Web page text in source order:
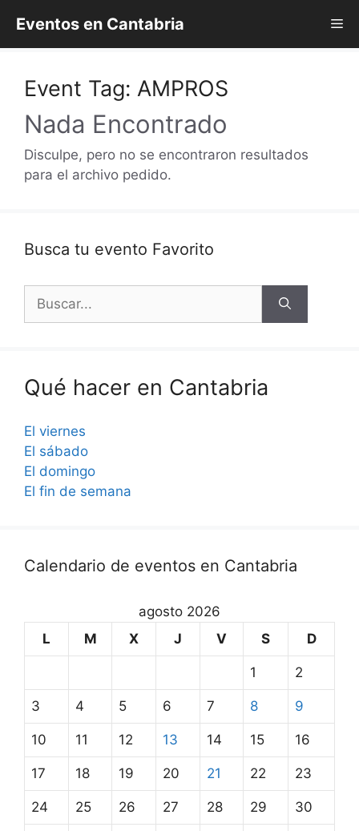
contenido
Eventos en Cantabria
Event Tag: AMPROS
Nada Encontrado
Disculpe, pero no se encontraron resultados
para el archivo pedido.
Busca tu evento Favorito
Buscar:
Qué hacer en Cantabria
El viernes
El sábado
El domingo
El fin de semana
Calendario de eventos en Cantabria
agosto 2026
L
M X J V S D
1 2
3 4 5 6 7 8 9
10 11 12 13 14 15 16
17 18 19 20 21 22 23
24 25 26 27 28 29 30